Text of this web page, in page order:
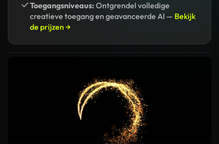
Toegangsniveaus: Ontgrendel volledige
creatieve toegang en geavanceerde AI — Bekijk
de prijzen →